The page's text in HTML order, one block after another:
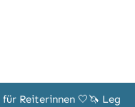
Reiterinnen 🤍🦄 Leg